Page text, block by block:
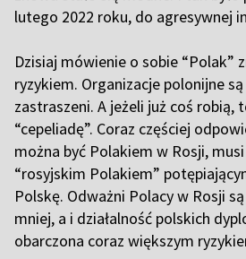
lutego 2022 roku, do agresywnej
Dzisiaj mówienie o sobie “Polak”
ryzykiem. Organizacje polonijne są
zastraszeni. A jeżeli już coś robią,
“cepeliadę”. Coraz częściej
można być Polakiem w Rosji,
“rosyjskim Polakiem”
Polskę. Odważni Polacy w Rosji
mniej, a i działalność polskich
obarczona coraz większym